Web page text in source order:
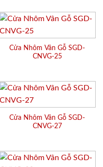
Cửa Nhôm Vân Gỗ SGD-
CNVG-25
Cửa Nhôm Vân Gỗ SGD-
CNVG-27